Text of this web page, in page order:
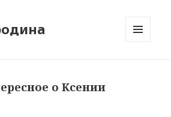
о Ксении